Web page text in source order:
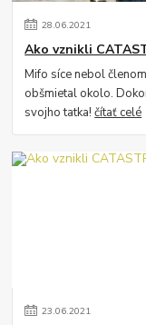
28.06.2021
Ako vznikli
Mifo síce nebol
obšmietal okolo.
svojho tatka!čítať celé
23.06.2021